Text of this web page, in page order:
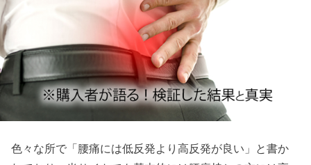
色々な所で「腰痛には低反発より高反発が良い」と書か